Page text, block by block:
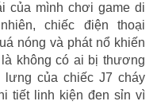
của mình chơi game di
chiếc điện thoại
nóng và phát nổ khiến
không có ai bị thương
lưng của chiếc J7 cháy
tiết linh kiện đen sỉn vì